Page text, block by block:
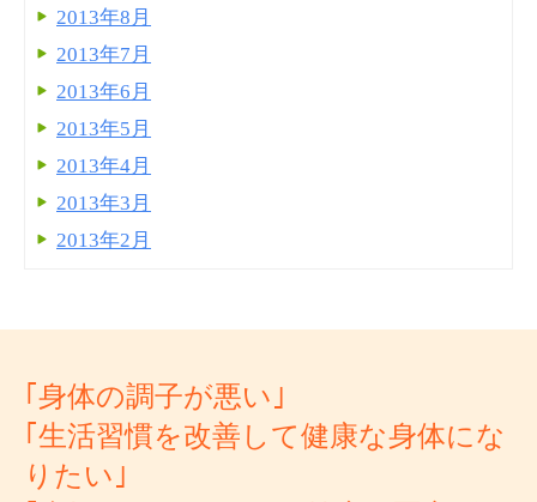
2013年8月
2013年7月
2013年6月
2013年5月
2013年4月
2013年3月
2013年2月
｢身体の調子が悪い｣
｢生活習慣を改善して健康な身体にな
りたい｣